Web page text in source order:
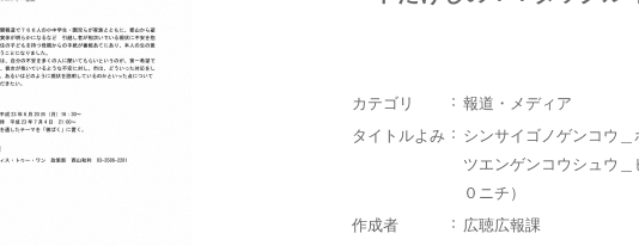
カテゴリ
報道・メディア
タイトルよみ
シンサイゴノゲンコウ
ツエンゲンコウシュウ
０ニチ）
作成者
広聴広報課